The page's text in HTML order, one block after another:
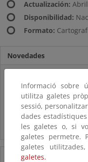
Actualización:
Disponibilidad:
Formato:
Novedades
El MITECO revisa y
silvestres presentes
Preguntas
Acceso a los
07/08/2025
Informació sobre
utilitza galetes
sessió,
dades
les galetes o, si
galetes permetre.
galetes
galetes.